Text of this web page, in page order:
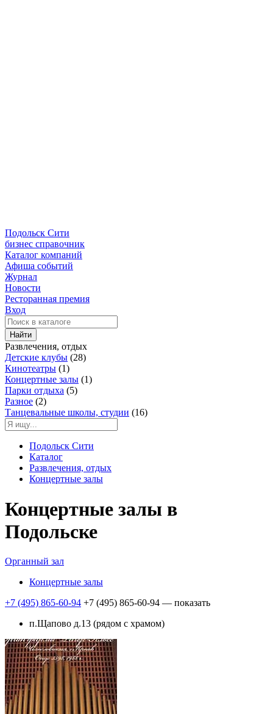
Подольск Сити
бизнес справочник
Каталог компаний
Афиша событий
Журнал
Новости
Ресторанная премия
Вход
Найти
Развлечения, отдых
Детские клубы (28)
Кинотеатры (1)
Концертные залы (1)
Парки отдыха (5)
Разное (2)
Танцевальные школы, студии (16)
Подольск Сити
Каталог
Развлечения, отдых
Концертные залы
Концертные залы в
Подольске
Органный зал
Концертные залы
+7 (495) 865-60-94 +7 (495) 865-60-94 — показать
п.Щапово д.13 (рядом с храмом)